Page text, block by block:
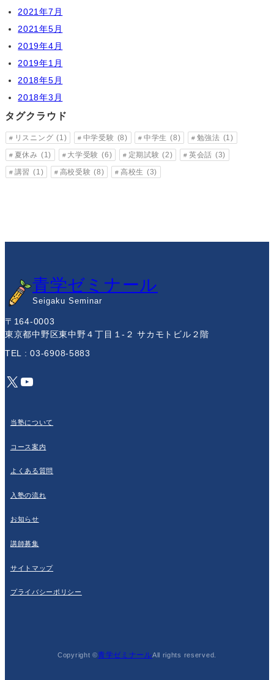
2021年7月
2021年5月
2019年4月
2019年1月
2018年5月
2018年3月
タグクラウド
リスニング (1) 中学受験 (8) 中学生 (8) 勉強法 (1)
夏休み (1) 大学受験 (6) 定期試験 (2) 英会話 (3)
講習 (1) 高校受験 (8) 高校生 (3)
青学ゼミナール
Seigaku Seminar
〒164-0003
東京都中野区東中野４丁目１-２ サカモトビル２階
TEL : 03-6908-5883
X YouTube
当塾について
コース案内
よくある質問
入塾の流れ
お知らせ
講師募集
サイトマップ
プライバシーポリシー
Copyright ©青学ゼミナールAll rights reserved.